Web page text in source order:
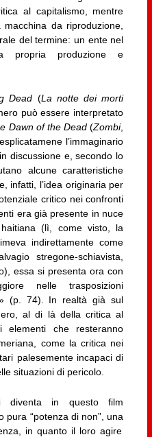
al capitalismo, mentre
da riproduzione,
del termine: un ente nel
produzione e
Dead (La notte dei morti
può essere interpretato
Dawn of the Dead(Zombi,
l’immaginario
discussione e, secondo lo
alcune caratteristiche
infatti, l’idea originaria per
critico nei confronti
era già presente in nuce
(lì, come visto, la
indirettamente come
stregone-schiavista,
essa si presenta ora con
nelle trasposizioni
(p. 74). In realtà già sul
al di là della critica al
elementi che resteranno
come la critica nei
palesemente incapaci di
situazioni di pericolo.
diventa in questo film
pura “potenza di non”, una
in quanto il loro agire